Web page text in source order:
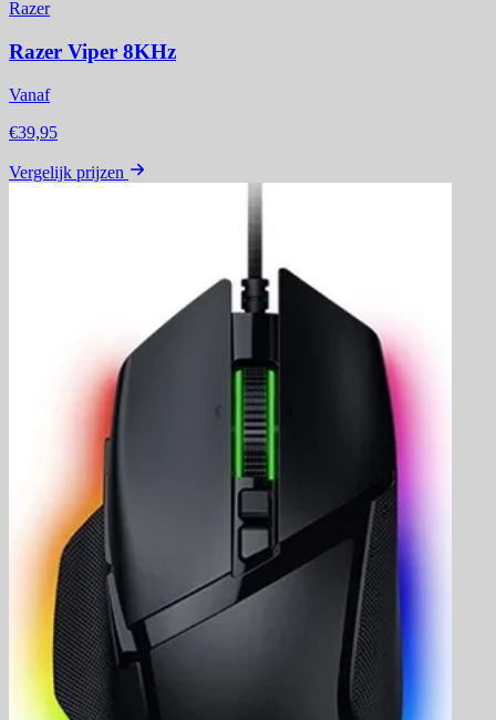
Razer
Razer Viper 8KHz
Vanaf
€39,95
Vergelijk prijzen